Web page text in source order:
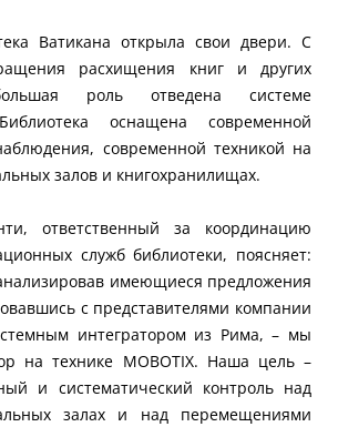
Ватикана открыла свои двери. С
расхищения книг и других
роль отведена системе
оснащена современной
современной техникой на
залов и книгохранилищах.
ответственный за координацию
служб библиотеки, поясняет:
имеющиеся предложения
с представителями компании
интегратором из Рима, – мы
на технике MOBOTIX. Наша цель –
и систематический контроль над
залах и над перемещениями